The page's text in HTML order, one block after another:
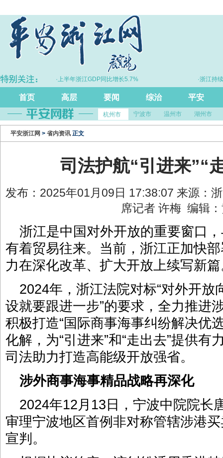
·上半年浙江GDP同比增长5.7% ·浙江持续完善
首页 高层 要闻 综治 平安
杭州市 宁波市 温州市 湖州市
平安浙江网 > 省内资讯 正文
司法护航“引进来”“
发布：2025年01月09日 17:38:07 来源：
席记者 许梅 编辑
浙江是中国对外开放的重要窗口
有着贸易往来。当前，浙江正加快
力在深化改革、扩大开放上续写新
2024年，浙江法院对标“对外开
设就要跟进一步”的要求，全力推进
积极打造“国际商事海事纠纷解决优
化解，为“引进来”和“走出去”提供
司法助力打造高能级开放强省。
涉外商事海事精品战略再深化
2024年12月13日，宁波中院院长
审理宁波地区首例非对称管辖涉港
宣判。